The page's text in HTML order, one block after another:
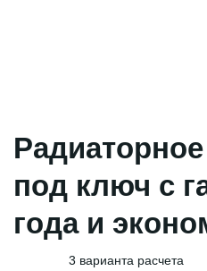
под ключ с
года и
3 варианта расчета